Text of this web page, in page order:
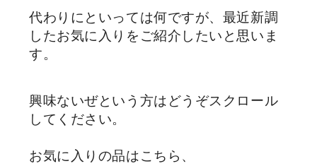
代わりにといっては何ですが、最近新調
したお気に入りをご紹介したいと思いま
す。
興味ないぜという方はどうぞスクロール
してください。
お気に入りの品はこちら、